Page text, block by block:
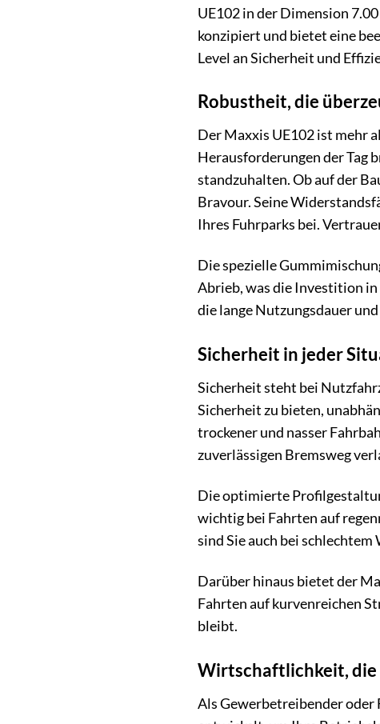
UE102 in der Dimension
konzipiert und bietet eine
Level an Sicherheit und
Robustheit, die
Der Maxxis UE102 ist mehr
Herausforderungen der Tag
standzuhalten. Ob auf der
Bravour. Seine
Ihres Fuhrparks bei.
Die spezielle
Abrieb, was die Investition in
die lange Nutzungsdauer
Sicherheit in jeder
Sicherheit steht bei
Sicherheit zu bieten,
trockener und nasser
zuverlässigen Bremsweg
Die optimierte
wichtig bei Fahrten auf
sind Sie auch bei
Darüber hinaus bietet der
Fahrten auf kurvenreichen
bleibt.
Wirtschaftlichkeit, die
Als Gewerbetreibender